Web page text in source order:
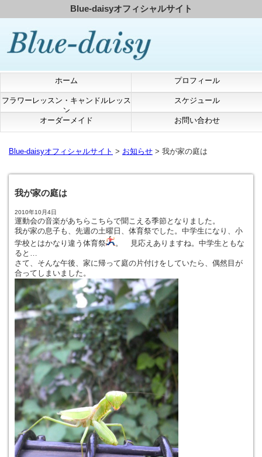
Blue-daisyオフィシャルサイト
ホーム プロフィール
フラワーレッスン・キャンドルレッス
ン
スケジュール
オーダーメイド お問い合わせ
Blue-daisyオフィシャルサイト > お知らせ > 我が家の庭は
我が家の庭は
2010年10月4日
運動会の音楽があちらこちらで聞こえる季節となりました。
我が家の息子も、先週の土曜日、体育祭でした。中学生になり、小
学校とはかなり違う体育祭
。 見応えありますね。中学生ともな
ると…
さて、そんな午後、家に帰って庭の片付けをしていたら、偶然目が
合ってしまいました。